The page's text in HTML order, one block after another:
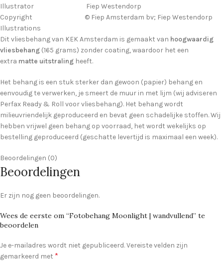
Illustrator Fiep Westendorp
Copyright © Fiep Amsterdam bv; Fiep Westendorp
Illustrations
Dit vliesbehang van KEK Amsterdam is gemaakt van hoogwaardig
vliesbehang (165 grams) zonder coating, waardoor het een
extra matte uitstraling heeft.
Het behang is een stuk sterker dan gewoon (papier) behang en
eenvoudig te verwerken, je smeert de muur in met lijm (wij adviseren
Perfax Ready & Roll voor vliesbehang). Het behang wordt
milieuvriendelijk geproduceerd en bevat geen schadelijke stoffen. Wij
hebben vrijwel geen behang op voorraad, het wordt wekelijks op
bestelling geproduceerd (geschatte levertijd is maximaal een week).
Beoordelingen (0)
Beoordelingen
Er zijn nog geen beoordelingen.
Wees de eerste om “Fotobehang Moonlight | wandvullend” te
beoordelen
Je e-mailadres wordt niet gepubliceerd.Vereiste velden zijn
gemarkeerd met *